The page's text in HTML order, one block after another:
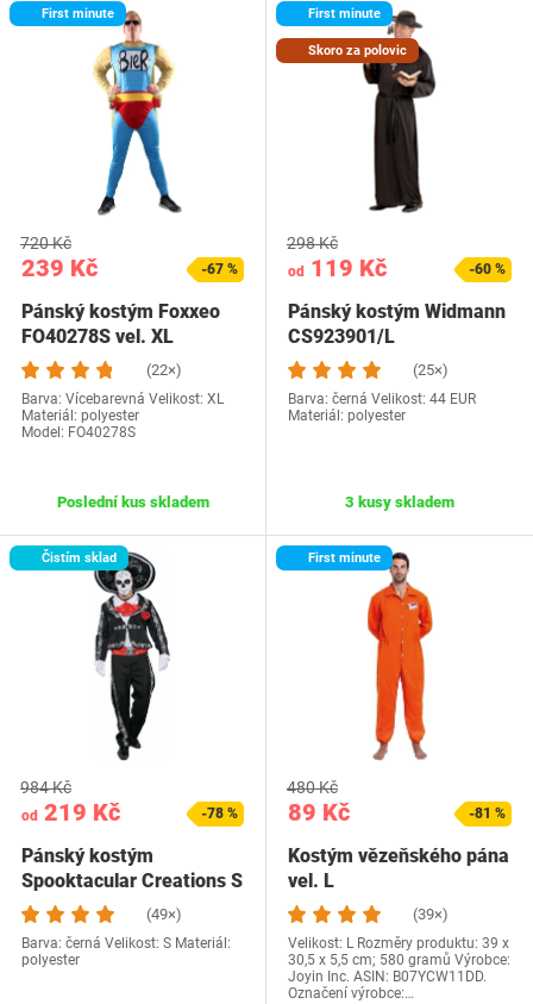
First minute
239 Kč
720 Kč
-67 %
Pánský kostým Foxxeo
FO40278S vel. XL
(22×)
Barva: Vícebarevná Velikost: XL
Materiál: polyester
Model: FO40278S
Poslední kus skladem
First minute
Skoro za polovic
od 119 Kč
298 Kč
-60 %
Pánský kostým Widmann
CS923901/L
(25×)
Barva: černá Velikost: 44 EUR
Materiál: polyester
3 kusy skladem
Čistím sklad
od 219 Kč
984 Kč
-78 %
Pánský kostým
Spooktacular Creations S
černý
(49×)
Barva: černá Velikost: S Materiál:
polyester
First minute
89 Kč
480 Kč
-81 %
Kostým vězeňského pána
vel. L
(39×)
Velikost: L Rozměry produktu: 39 x
30,5 x 5,5 cm; 580 gramů Výrobce:
Joyin Inc. ASIN: B07YCW11DD.
Označení výrobce:…